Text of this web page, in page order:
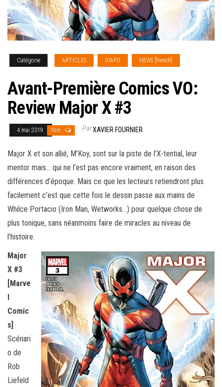
Catégorie ARTICLES DIAPO NEWS [french]
Avant-Première Comics VO:
Review Major X #3
4 mai 2019 Non ParXAVIER FOURNIER
Major X et son allié, M’Koy, sont sur la piste de l’X-tential, leur
mentor mais… qui ne l’est pas encore vraiment, en raison des
différences d’époque. Mais ce que les lecteurs retiendront plus
facilement c’est que cette fois le dessin passe aux mains de
Whilce Portacio (Iron Man, Wetworks…) pour quelque chose de
plus tonique, sans néanmoins faire de miracles au niveau de
l’histoire.
Major
X #3
[Marve
l
Comic
s]
Scénari
o de
Rob
Liefeld